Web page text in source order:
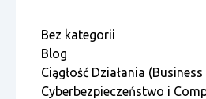
Bez kategorii
Blog
Ciągłość Działania
Cyberbezpieczeństwo i